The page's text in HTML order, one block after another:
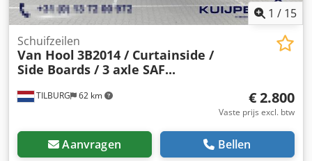
1 / 15
TILBURG 62 km
Schuifzeilen
Van Hool 3B2014 / Curtainside /
Side Boards / 3 axle SAF...
€ 2.800
Vaste prijs excl. btw
Aanvragen Bellen